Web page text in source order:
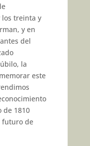
los treinta y
y en
del
la
este
de 1810
futuro de